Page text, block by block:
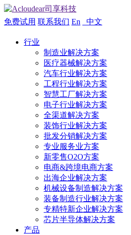
免费试用 联系我们 En 中文
行业
制造业解决方案
医疗器械解决方案
汽车行业解决方案
工程行业解决方案
智慧工厂解决方案
电子行业解决方案
全渠道解决方案
装饰行业解决方案
批发分销解决方案
专业服务业方案
新零售O2O方案
电商&跨境电商方案
出海企业解决方案
机械设备制造解决方案
装备制造行业解决方案
专精特新企业解决方案
芯片半导体解决方案
产品